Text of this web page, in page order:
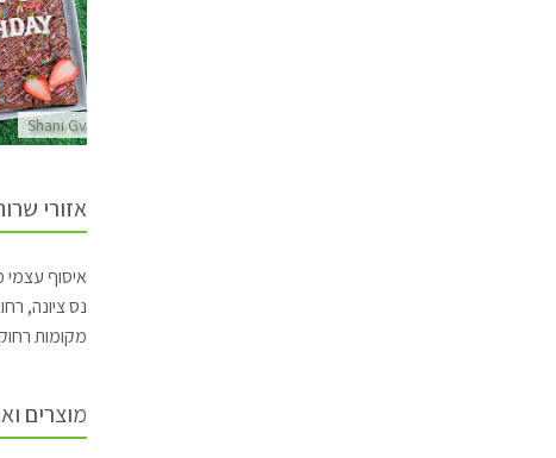
Shani Gvili
אזורי
נס ציונה, רחובות 60₪ | כפר סבא, הוד השרון, אשדוד, הרצליה 70₪ |
מקומות
מוצרים